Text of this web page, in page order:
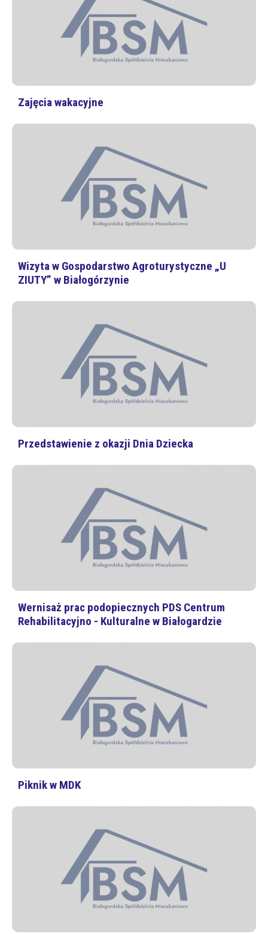
Zajęcia wakacyjne
Wizyta w Gospodarstwo Agroturystyczne „U
ZIUTY” w Białogórzynie
Przedstawienie z okazji Dnia Dziecka
Wernisaż prac podopiecznych PDS Centrum
Rehabilitacyjno - Kulturalne w Białogardzie
Piknik w MDK